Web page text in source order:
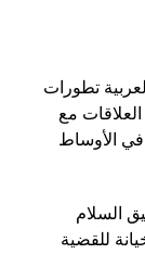
تطورات
مع
في الأوساط
السلام
للقضية